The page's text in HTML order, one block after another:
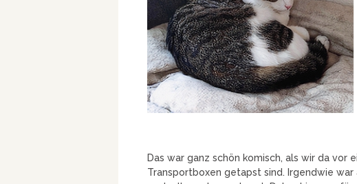
Das war ganz schön komisch, als wir da vor
Transportboxen getapst sind. Irgendwie war